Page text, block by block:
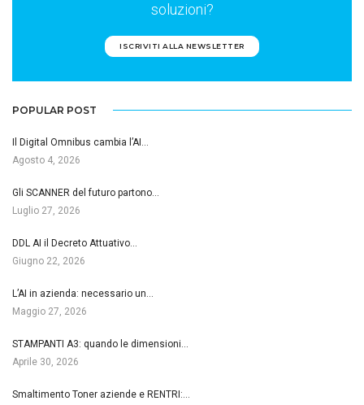
soluzioni?
ISCRIVITI ALLA NEWSLETTER
POPULAR POST
Il Digital Omnibus cambia l’AI…
Agosto 4, 2026
Gli SCANNER del futuro partono…
Luglio 27, 2026
DDL AI il Decreto Attuativo…
Giugno 22, 2026
L’AI in azienda: necessario un…
Maggio 27, 2026
STAMPANTI A3: quando le dimensioni…
Aprile 30, 2026
Smaltimento Toner aziende e RENTRI:…